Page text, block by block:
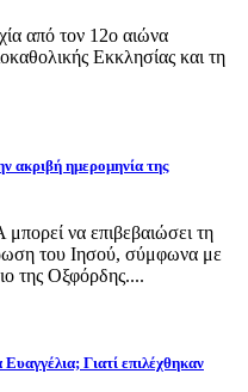
από τον 12ο αιώνα
Εκκλησίας και τη
ακριβή ημερομηνία της
να επιβεβαιώσει τη
του Ιησού, σύμφωνα με
της Οξφόρδης....
Γιατί επιλέχθηκαν